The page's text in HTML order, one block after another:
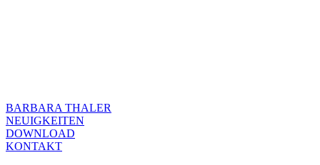
BARBARA THALER
NEUIGKEITEN
DOWNLOAD
KONTAKT